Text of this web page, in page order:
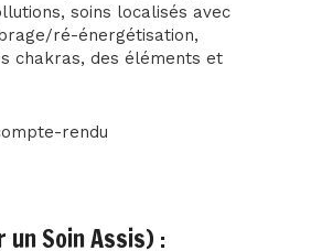
soins localisés avec
ré-énergétisation,
chakras, des éléments et
rendu
un Soin Assis) :